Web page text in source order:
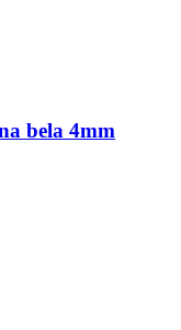
bela 4mm